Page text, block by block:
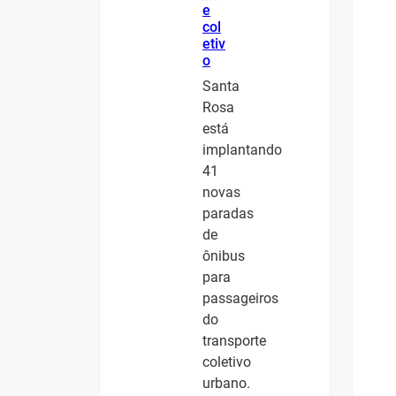
e
col
etiv
o
Santa
Rosa
está
implantando
41
novas
paradas
de
ônibus
para
passageiros
do
transporte
coletivo
urbano.